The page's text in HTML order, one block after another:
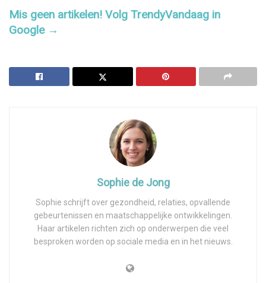
Mis geen artikelen! Volg TrendyVandaag in
Google →
Sophie de Jong
Sophie schrijft over gezondheid, relaties, opvallende
gebeurtenissen en maatschappelijke ontwikkelingen.
Haar artikelen richten zich op onderwerpen die veel
besproken worden op sociale media en in het nieuws.